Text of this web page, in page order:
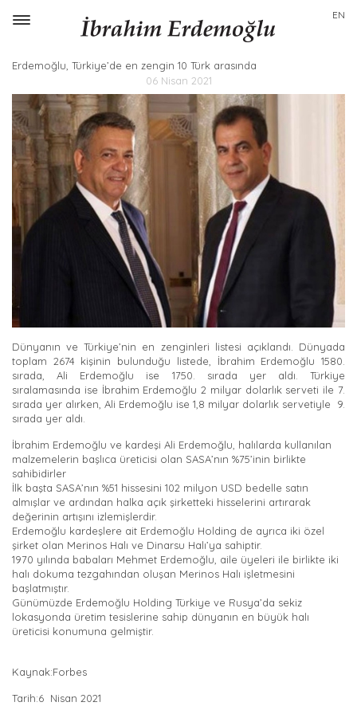
EN
Toggle
navigation
Erdemoğlu, Türkiye’de en zengin 10 Türk arasında
06 Nisan 2021
Dünyanın ve Türkiye’nin en zenginleri listesi açıklandı. Dünyada
toplam 2674 kişinin bulunduğu listede, İbrahim Erdemoğlu 1580.
sırada, Ali Erdemoğlu ise 1750. sırada yer aldı. Türkiye
sıralamasında ise İbrahim Erdemoğlu 2 milyar dolarlık serveti ile 7.
sırada yer alırken, Ali Erdemoğlu ise 1,8 milyar dolarlık servetiyle 9.
sırada yer aldı.
İbrahim Erdemoğlu ve kardeşi Ali Erdemoğlu, halılarda kullanılan
malzemelerin başlıca üreticisi olan SASA’nın %75’inin birlikte
sahibidirler
İlk başta SASA’nın %51 hissesini 102 milyon USD bedelle satın
almışlar ve ardından halka açık şirketteki hisselerini artırarak
değerinin artışını izlemişlerdir.
Erdemoğlu kardeşlere ait Erdemoğlu Holding de ayrıca iki özel
şirket olan Merinos Halı ve Dinarsu Halı’ya sahiptir.
1970 yılında babaları Mehmet Erdemoğlu, aile üyeleri ile birlikte iki
halı dokuma tezgahından oluşan Merinos Halı işletmesini
başlatmıştır.
Günümüzde Erdemoğlu Holding Türkiye ve Rusya’da sekiz
lokasyonda üretim tesislerine sahip dünyanın en büyük halı
üreticisi konumuna gelmiştir.
Kaynak:Forbes
Tarih:6 Nisan 2021